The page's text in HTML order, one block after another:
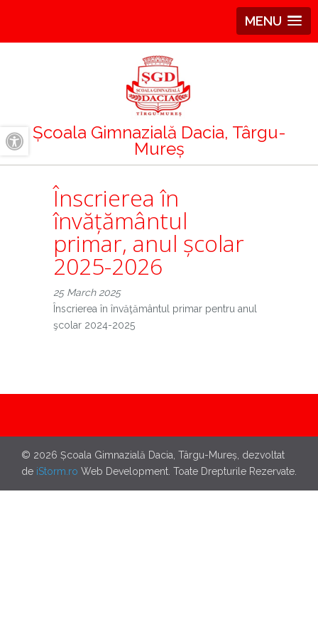
MENU
Școala Gimnazială Dacia, Târgu-
Mureș
A+
Înscrierea în
învățământul
primar, anul școlar
2025-2026
25 March 2025
Înscrierea în învăţământul primar pentru anul
şcolar 2024-2025
© 2026 Școala Gimnazială Dacia, Târgu-Mureș, dezvoltat
de iStorm.ro Web Development. Toate Drepturile Rezervate.